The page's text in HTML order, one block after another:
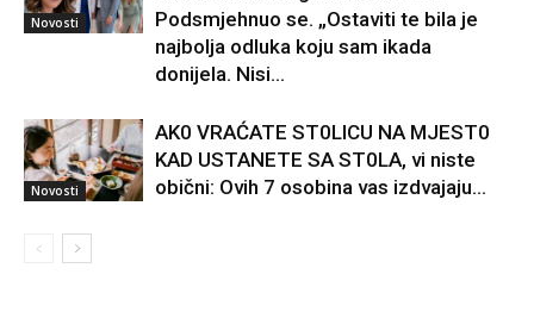
Novosti
Podsmjehnuo se. „Ostaviti te bila je
najbolja odluka koju sam ikada
donijela. Nisi...
Novosti
AK0 VRAĆATE ST0LlCU NA MJEST0
KAD USTANETE SA ST0LA, vi niste
obični: Ovih 7 osobina vas izdvajaju…